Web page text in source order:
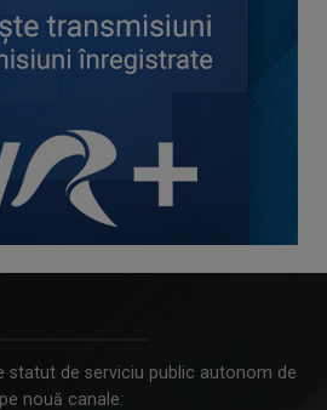
statut de serviciu public autonom de
nouă canale: